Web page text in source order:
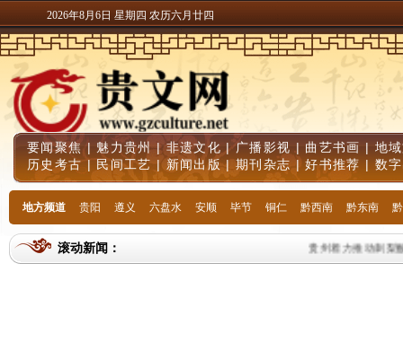
2026年8月6日 星期四 农历六月廿四
要闻聚焦| 魅力贵州|非遗文化 |广播影视 | 曲艺书画 | 地
历史考古 | 民间工艺 | 新闻出版|期刊杂志 |好书推荐 | 数
地方频道 贵阳 遵义 六盘水 安顺 毕节 铜仁 黔西南 黔东南
滚动新闻： 贵州着力推动刺梨